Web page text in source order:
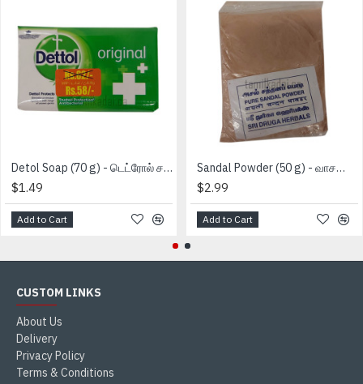
Detol Soap (70 g) - டெட்ரோல் சவற்காரம்
$1.49
Add to Cart
Sandal Powder (50 g) - வாசனை சந்தன தூள்
$2.99
Add to Cart
CUSTOM LINKS
About Us
Delivery
Privacy Policy
Terms & Conditions